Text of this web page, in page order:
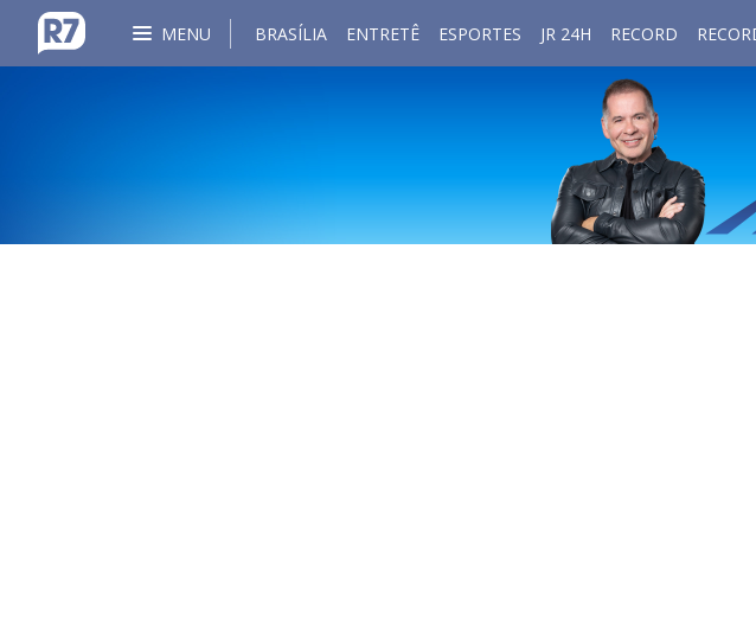
MENU BRASÍLIA ENTRETÊ ESPORTES JR 24H RECORD